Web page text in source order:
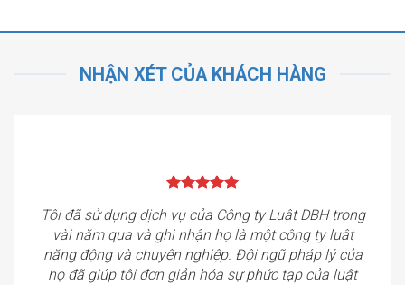
NHẬN XÉT CỦA KHÁCH HÀNG
Tôi đã sử dụng dịch vụ của Công ty Luật DBH trong
vài năm qua và ghi nhận họ là một công ty luật
năng động và chuyên nghiệp. Đội ngũ pháp lý của
họ đã giúp tôi đơn giản hóa sự phức tạp của luật